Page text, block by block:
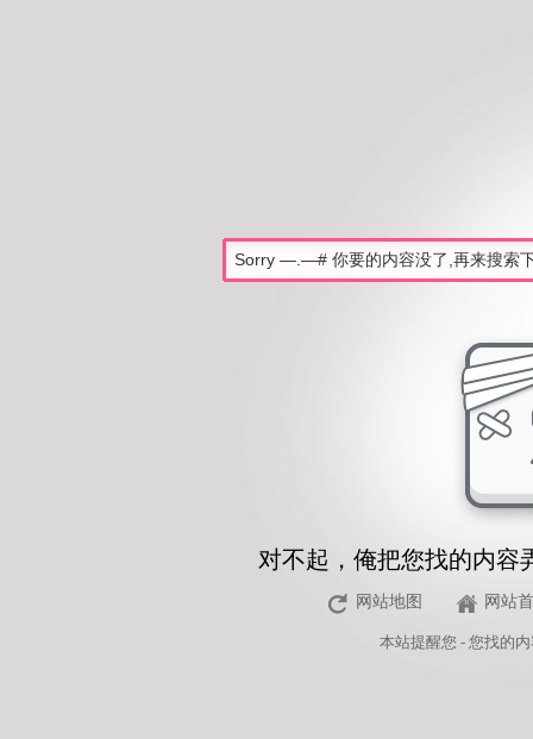
对不起，俺把您找的内容
网站地图 网站
本站提醒您 - 您找的